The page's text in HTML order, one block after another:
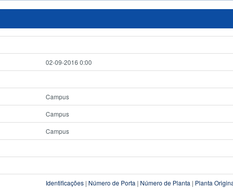
02-09-2016 0:00
Campus
Campus
Campus
Identificações | Número de Porta | Número de Planta | Planta